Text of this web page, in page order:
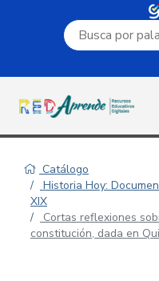
Campo de
Catálogo
Historia Hoy:
XIX
Cortas reflexiones
constitución, dada en